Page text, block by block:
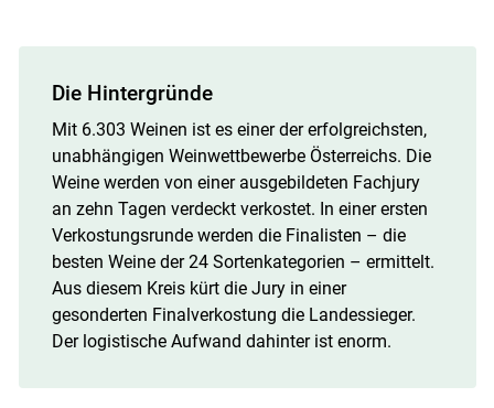
Skip to main content
Die Hintergründe
Mit 6.303 Weinen ist es einer der erfolgreichsten,
unabhängigen Weinwettbewerbe Österreichs. Die
Weine werden von einer ausgebildeten Fachjury
an zehn Tagen verdeckt verkostet. In einer ersten
Verkostungsrunde werden die Finalisten – die
besten Weine der 24 Sortenkategorien – ermittelt.
Aus diesem Kreis kürt die Jury in einer
gesonderten Finalverkostung die Landessieger.
Der logistische Aufwand dahinter ist enorm.